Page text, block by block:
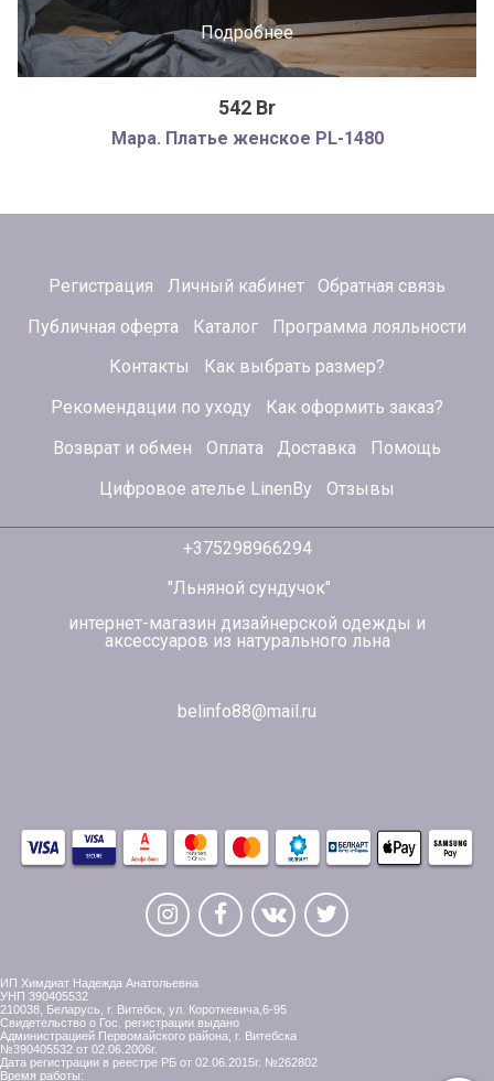
Подробнее
542 Br
Мара. Платье женское PL-1480
Регистрация Личный кабинет
Обратная связь
Публичная оферта
Каталог
Программа лояльности
Контакты
Как выбрать размер?
Рекомендации по уходу
Как оформить заказ?
Возврат и обмен
Оплата Доставка
Помощь
Цифровое ателье LinenBy
Отзывы
+375298966294
"Льняной сундучок"
интернет-магазин дизайнерской одежды и
аксессуаров из натурального льна
belinfo88@mail.ru
ИП Химдиат Надежда Анатольевна
УНП 390405532
210038, Беларусь, г. Витебск, ул. Короткевича,6-95
Свидетельство о Гос. регистрации выдано
Администрацией Первомайского района, г. Витебска
№390405532 от 02.06.2006г.
Дата регистрации в реестре РБ от 02.06.2015г. №262802
Время работы: